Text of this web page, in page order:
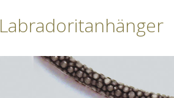
Labradoritanhänger